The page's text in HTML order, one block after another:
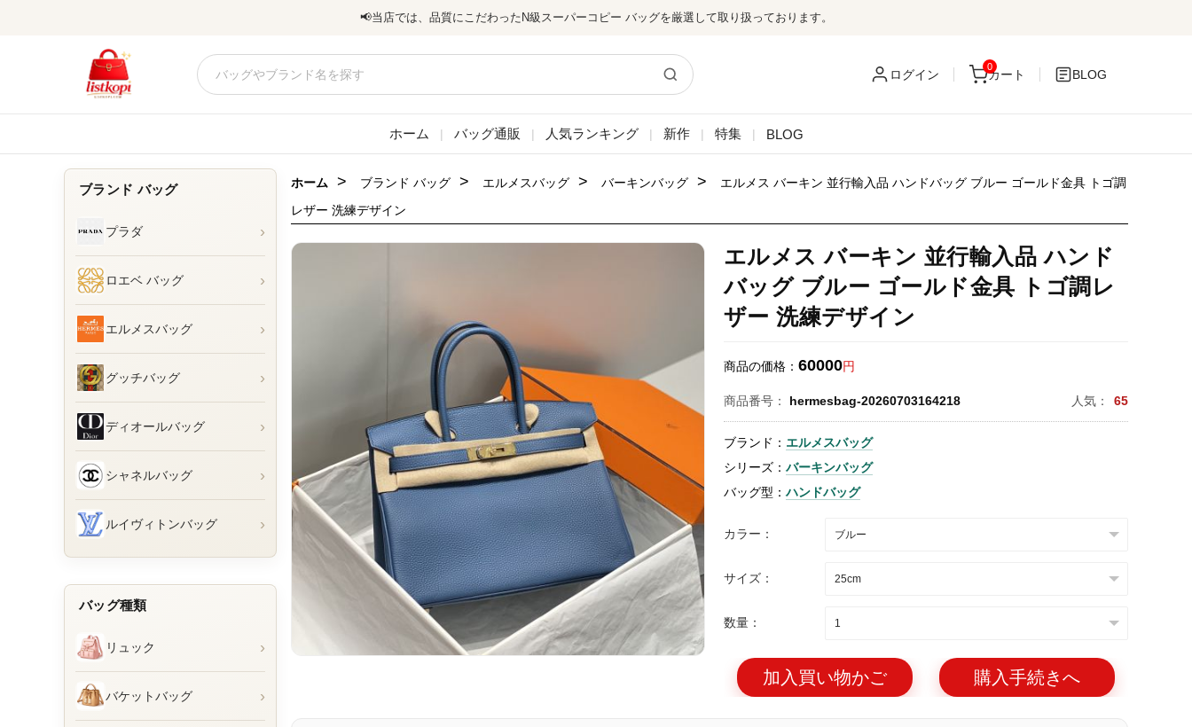
📢当店では、品質にこだわったN級スーパーコピー バッグを厳選して取り扱っております。
ログイン
0
カート BLOG
ホーム | バッグ通販 | 人気ランキング | 新作 | 特集 | BLOG
ブランド バッグ
プラダ ›
ロエベ バッグ ›
エルメスバッグ ›
グッチバッグ ›
ディオールバッグ ›
シャネルバッグ ›
ルイヴィトンバッグ ›
バッグ種類
リュック ›
バケットバッグ ›
ホーム > ブランド バッグ > エルメスバッグ > バーキンバッグ >
エルメス バーキン 並行輸入品 ハンドバッグ ブルー ゴールド金具 トゴ調
レザー 洗練デザイン
エルメス バーキン 並行輸入品 ハンド
バッグ ブルー ゴールド金具 トゴ調レ
ザー 洗練デザイン
商品の価格： 60000円
商品番号： hermesbag-20260703164218 人気： 65
ブランド： エルメスバッグ
シリーズ： バーキンバッグ
バッグ型：ハンドバッグ
カラー：
サイズ：
数量：
加入買い物かご 購入手続きへ